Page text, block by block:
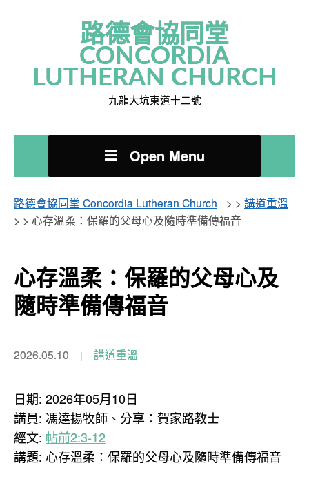
路德會協同堂
CONCORDIA
LUTHERAN CHURCH
九龍大坑東道十二號
Open Menu
路德會協同堂 Concordia Lutheran Church > > 講道重溫
> > 心存溫柔：保羅的父母心及隨時準備傳福音
心存溫柔：保羅的父母心及
隨時準備傳福音
2026.05.10 講道重溫
日期: 2026年05月10日
講員: 馮達揚牧師、分享：賀家路教士
經文: 帖前2:3-12
講題: 心存溫柔：保羅的父母心及隨時準備傳福音